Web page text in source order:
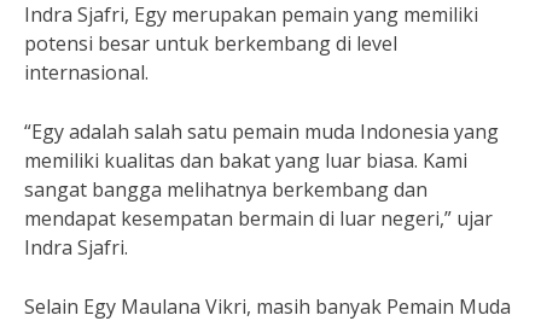
Indra Sjafri, Egy merupakan pemain yang memiliki
potensi besar untuk berkembang di level
internasional.
“Egy adalah salah satu pemain muda Indonesia yang
memiliki kualitas dan bakat yang luar biasa. Kami
sangat bangga melihatnya berkembang dan
mendapat kesempatan bermain di luar negeri,” ujar
Indra Sjafri.
Selain Egy Maulana Vikri, masih banyak Pemain Muda